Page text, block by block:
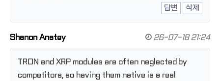
답변
삭제
Shanon Anstey 26-07-18 21:24
TRON and XRP modules are often neglected by
competitors, so having them native is a real